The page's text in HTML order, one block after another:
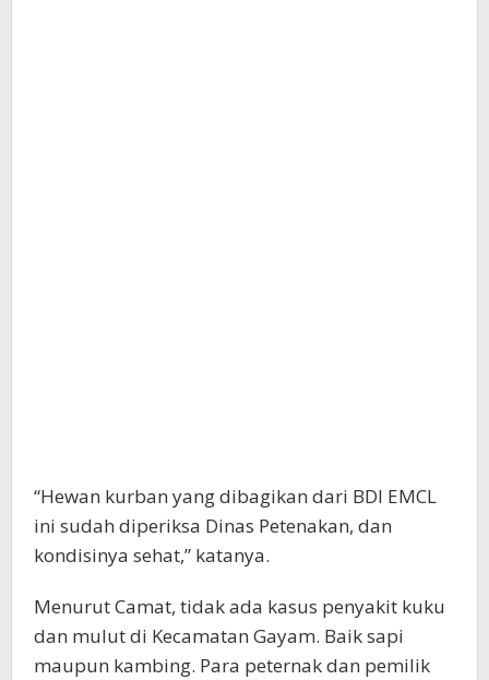
“Hewan kurban yang dibagikan dari BDI EMCL
ini sudah diperiksa Dinas Petenakan, dan
kondisinya sehat,” katanya.
Menurut Camat, tidak ada kasus penyakit kuku
dan mulut di Kecamatan Gayam. Baik sapi
maupun kambing. Para peternak dan pemilik